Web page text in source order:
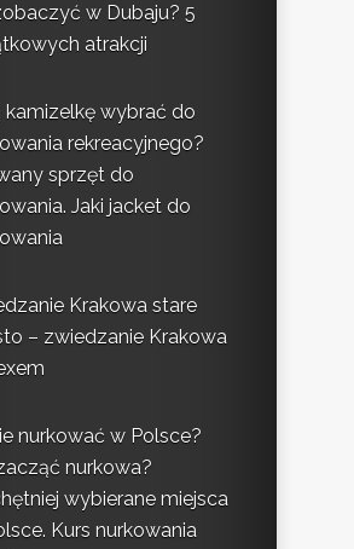
w Dubaju? 5
atrakcji
kamizelkę wybrać do
rekreacyjnego?
sprzęt do
Jaki jacket do
Krakowa stare
– zwiedzanie Krakowa
nurkować w Polsce?
nurkowa?
wybierane miejsca
Kurs nurkowania